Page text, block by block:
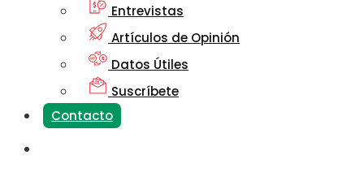
Entrevistas
Artículos de Opinión
Datos Útiles
Suscríbete
Contacto